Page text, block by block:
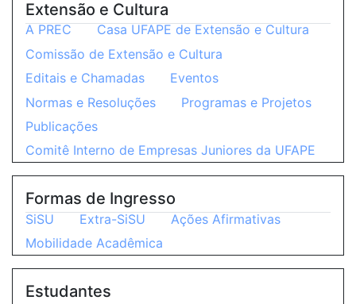
Extensão e Cultura
A PREC
Casa UFAPE de Extensão e Cultura
Comissão de Extensão e Cultura
Editais e Chamadas
Eventos
Normas e Resoluções
Programas e Projetos
Publicações
Comitê Interno de Empresas Juniores da UFAPE
Formas de Ingresso
SiSU Extra-SiSU
Ações Afirmativas
Mobilidade Acadêmica
Estudantes